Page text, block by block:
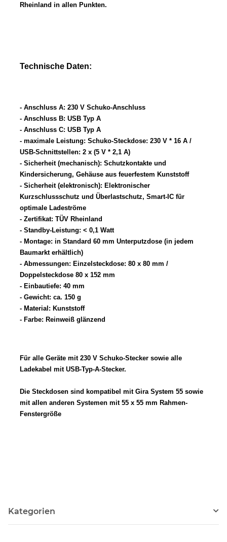
Rheinland in allen Punkten.
Technische Daten:
- Anschluss A: 230 V Schuko-Anschluss
- Anschluss B: USB Typ A
- Anschluss C: USB Typ A
- maximale Leistung: Schuko-Steckdose: 230 V * 16 A /
USB-Schnittstellen: 2 x (5 V * 2,1 A)
- Sicherheit (mechanisch): Schutzkontakte und
Kindersicherung, Gehäuse aus feuerfestem Kunststoff
- Sicherheit (elektronisch): Elektronischer
Kurzschlussschutz und Überlastschutz, Smart-IC für
optimale Ladeströme
- Zertifikat: TÜV Rheinland
- Standby-Leistung: < 0,1 Watt
- Montage: in Standard 60 mm Unterputzdose (in jedem
Baumarkt erhältlich)
- Abmessungen: Einzelsteckdose: 80 x 80 mm /
Doppelsteckdose 80 x 152 mm
- Einbautiefe: 40 mm
- Gewicht: ca. 150 g
- Material: Kunststoff
- Farbe: Reinweiß glänzend
Für alle Geräte mit 230 V Schuko-Stecker sowie alle
Ladekabel mit USB-Typ-A-Stecker.
Die Steckdosen sind kompatibel mit Gira System 55 sowie
mit allen anderen Systemen mit 55 x 55 mm Rahmen-
Fenstergröße
Kategorien